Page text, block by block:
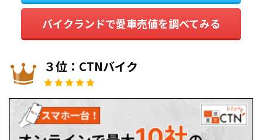
バイクランドで愛車売値を調べてみる
３位：CTNバイク